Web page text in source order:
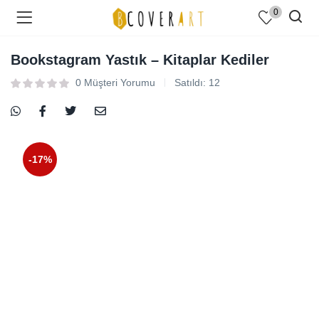
0
Bookstagram Yastık – Kitaplar Kediler
0 Müşteri Yorumu Satıldı: 12
-17%